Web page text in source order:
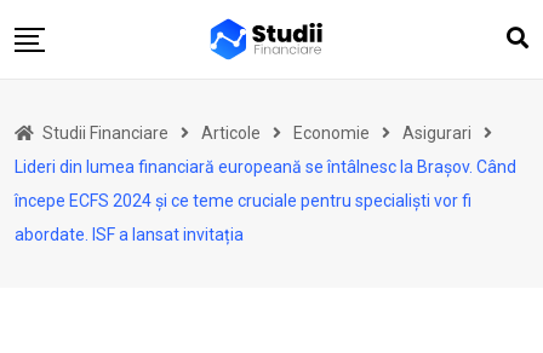
to
Actualitate
Investiții
Asigurări
Studii Financiare Articole Economie
Asigurari
Lideri din lumea financiară europeană se întâlnesc la Brașov. Când
începe ECFS 2024 și ce teme cruciale pentru specialiști vor fi
abordate. ISF a lansat invitația